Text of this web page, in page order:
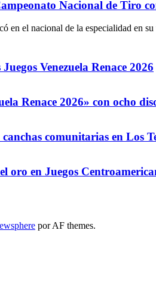
Nacional de Tiro
en el nacional de la especialidad en
Venezuela Renace 2026
Renace 2026» con ocho
comunitarias en Los
oro en Juegos
por AF themes.